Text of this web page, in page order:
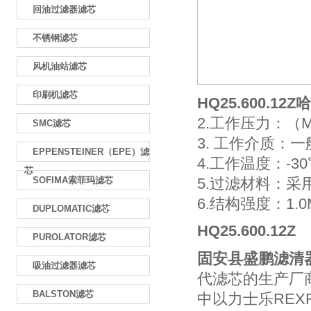
回油过滤器滤芯
不锈钢滤芯
风机油站滤芯
印刷机滤芯
SMC滤芯
EPPENSTEINER（EPE）滤
芯
SOFIMA索菲玛滤芯
DUPLOMATIC滤芯
PUROLATOR滤芯
吸油过滤器滤芯
BALSTON滤芯
HQ25.600.12Z
2.工作压力：（
3. 工作介质：
4.工作温度：-
5.过滤材料：采
6.结构强度：
HQ25.600.12Z
固安县盛鹏滤清
代滤芯的生产厂
中以力士乐